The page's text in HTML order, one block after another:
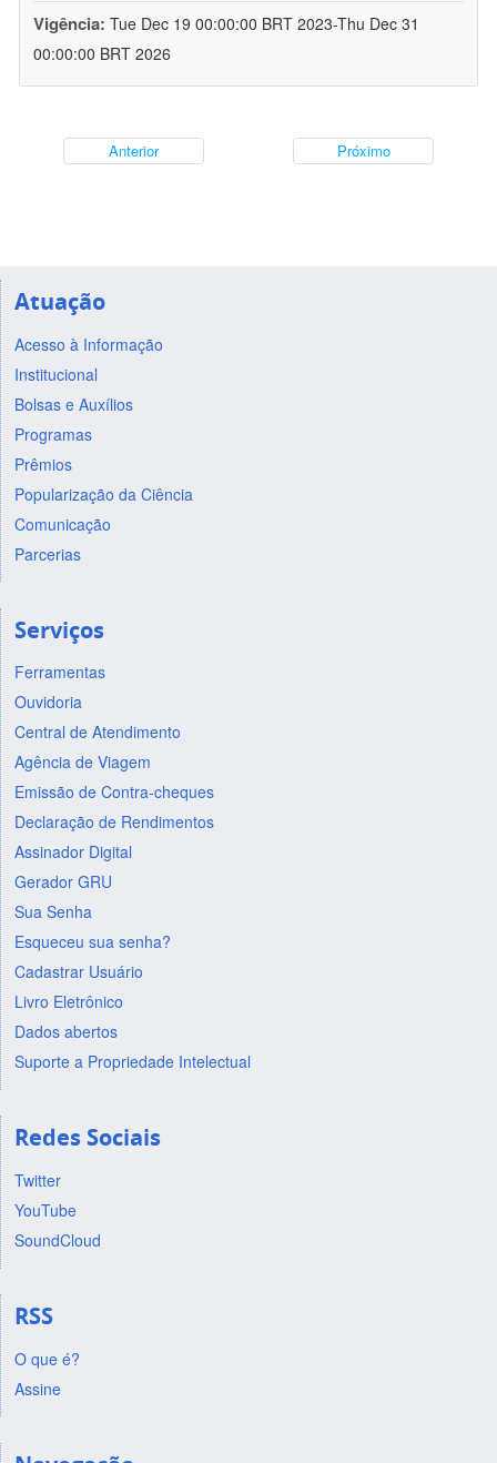
Vigência: Tue Dec 19 00:00:00 BRT 2023-Thu Dec 31
00:00:00 BRT 2026
Anterior Próximo
Atuação
Acesso à Informação
Institucional
Bolsas e Auxílios
Programas
Prêmios
Popularização da Ciência
Comunicação
Parcerias
Serviços
Ferramentas
Ouvidoria
Central de Atendimento
Agência de Viagem
Emissão de Contra-cheques
Declaração de Rendimentos
Assinador Digital
Gerador GRU
Sua Senha
Esqueceu sua senha?
Cadastrar Usuário
Livro Eletrônico
Dados abertos
Suporte a Propriedade Intelectual
Redes Sociais
Twitter
YouTube
SoundCloud
RSS
O que é?
Assine